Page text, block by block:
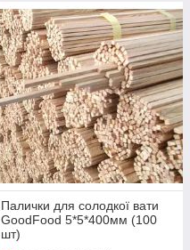
Палички для солодкої вати
GoodFood 5*5*400мм (100
шт)